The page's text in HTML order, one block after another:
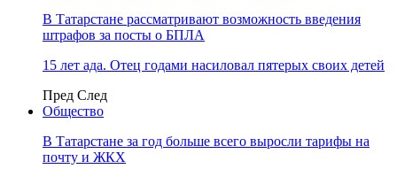
В Татарстане рассматривают возможность введения
штрафов за посты о БПЛА
15 лет ада. Отец годами насиловал пятерых своих детей
Пред След
Общество
В Татарстане за год больше всего выросли тарифы на
почту и ЖКХ